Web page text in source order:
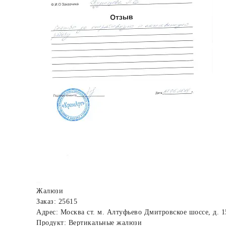
Жалюзи
Заказ: 25615
Адрес: Москва ст. м. Алтуфьево Дмитровское шоссе, д.
Продукт: Вертикальные жалюзи